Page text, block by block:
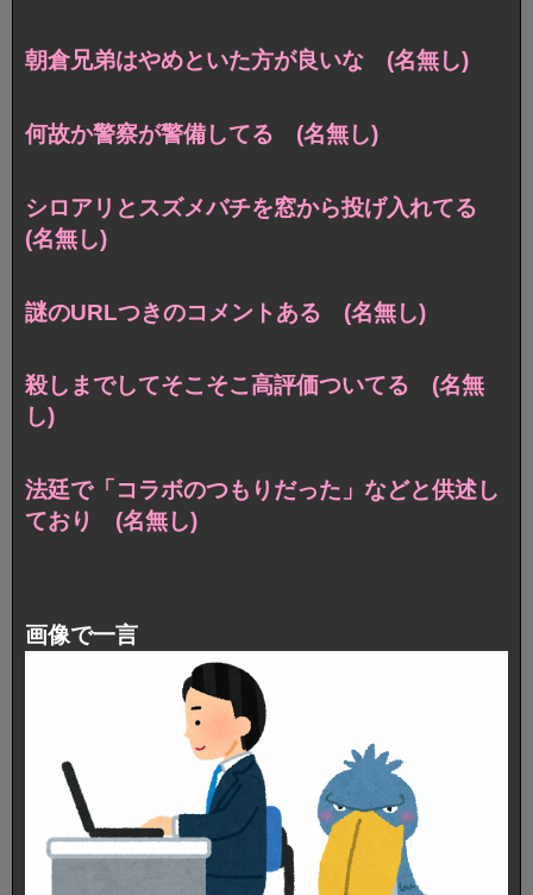
朝倉兄弟はやめといた方が良いな (名無し)
何故か警察が警備してる (名無し)
シロアリとスズメバチを窓から投げ入れてる
(名無し)
謎のURLつきのコメントある (名無し)
殺しまでしてそこそこ高評価ついてる (名無
し)
法廷で「コラボのつもりだった」などと供述し
ており (名無し)
画像で一言